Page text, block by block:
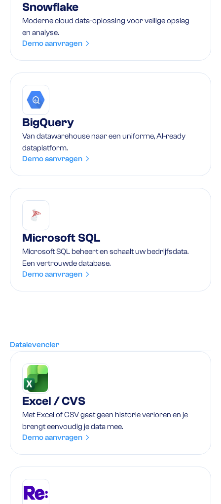
Snowflake
Moderne cloud data-oplossing voor veilige opslag
en analyse.
Demo aanvragen
BigQuery
Van datawarehouse naar een uniforme, AI-ready
dataplatform.
Demo aanvragen
Microsoft SQL
Microsoft SQL beheert en schaalt uw bedrijfsdata.
Een vertrouwde database.
Demo aanvragen
Datalevencier
Excel / CVS
Met Excel of CSV gaat geen historie verloren en je
brengt eenvoudig je data mee.
Demo aanvragen